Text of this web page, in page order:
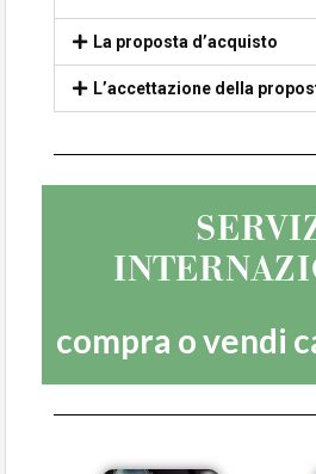
La proposta d’acquisto
L’accettazione della
compra o vendi